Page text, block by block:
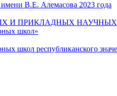
В.Е. Алемасова 2023 года
И ПРИКЛАДНЫХ НАУЧНЫХ
школ»
школ республиканского